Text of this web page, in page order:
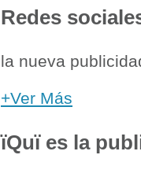
Redes
la nueva
+Ver Más
ïQuï es la